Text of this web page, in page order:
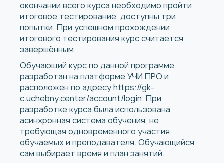
окончании всего курса необходимо пройти
итоговое тестирование, доступны три
попытки. При успешном прохождении
итогового тестирования курс считается
завершённым.
Обучающий курс по данной программе
разработан на платформе УЧИ.ПРО и
расположен по адресу https://gk-
c.uchebny.center/account/login. При
разработке курса была использована
асинхронная система обучения, не
требующая одновременного участия
обучаемых и преподавателя. Обучающийся
сам выбирает время и план занятий.